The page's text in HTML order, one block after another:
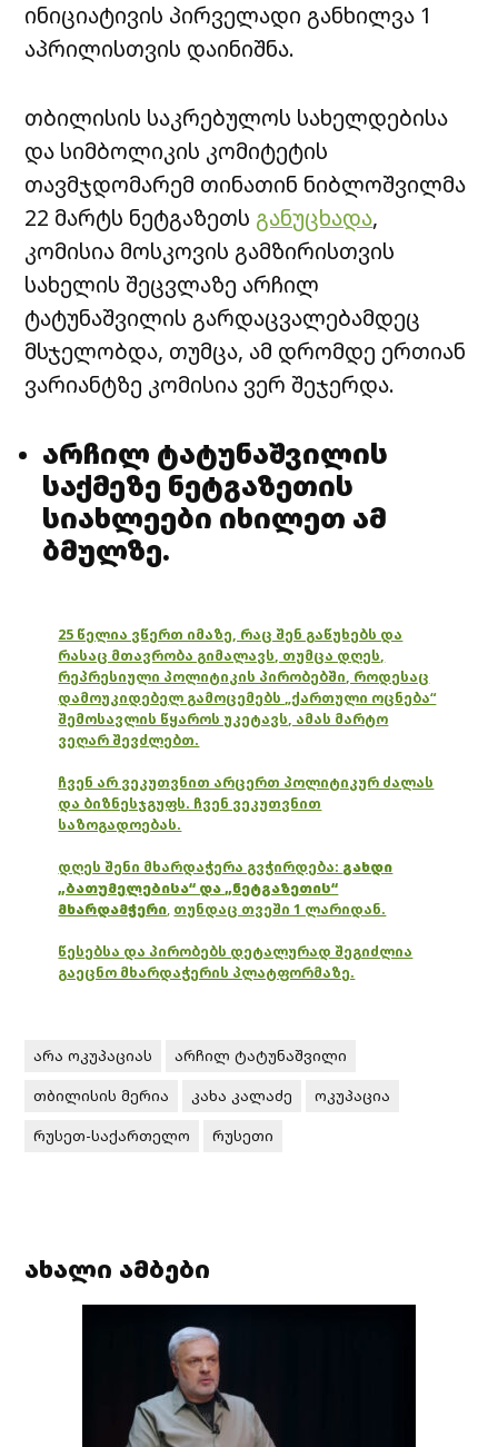
ინიციატივის პირველადი განხილვა 1
აპრილისთვის დაინიშნა.
თბილისის საკრებულოს სახელდებისა
და სიმბოლიკის კომიტეტის
თავმჯდომარემ თინათინ ნიბლოშვილმა
22 მარტს ნეტგაზეთს განუცხადა,
კომისია მოსკოვის გამზირისთვის
სახელის შეცვლაზე არჩილ
ტატუნაშვილის გარდაცვალებამდეც
მსჯელობდა, თუმცა, ამ დრომდე ერთიან
ვარიანტზე კომისია ვერ შეჯერდა.
არჩილ ტატუნაშვილის
საქმეზე ნეტგაზეთის
სიახლეები იხილეთ ამ
ბმულზე.
25 წელია ვწერთ იმაზე, რაც შენ გაწუხებს და
რასაც მთავრობა გიმალავს, თუმცა დღეს,
რეპრესიული პოლიტიკის პირობებში, როდესაც
დამოუკიდებელ გამოცემებს „ქართული ოცნება“
შემოსავლის წყაროს უკეტავს, ამას მარტო
ვეღარ შევძლებთ.
ჩვენ არ ვეკუთვნით არცერთ პოლიტიკურ ძალას
და ბიზნესჯგუფს. ჩვენ ვეკუთვნით
საზოგადოებას.
დღეს შენი მხარდაჭერა გვჭირდება: გახდი
„ბათუმელებისა“ და „ნეტგაზეთის“
მხარდამჭერი, თუნდაც თვეში 1 ლარიდან.
წესებსა და პირობებს დეტალურად შეგიძლია
გაეცნო მხარდაჭერის პლატფორმაზე.
არა ოკუპაციას
არჩილ ტატუნაშვილი
თბილისის მერია
კახა კალაძე
ოკუპაცია
რუსეთ-საქართელო
რუსეთი
ახალი ამბები